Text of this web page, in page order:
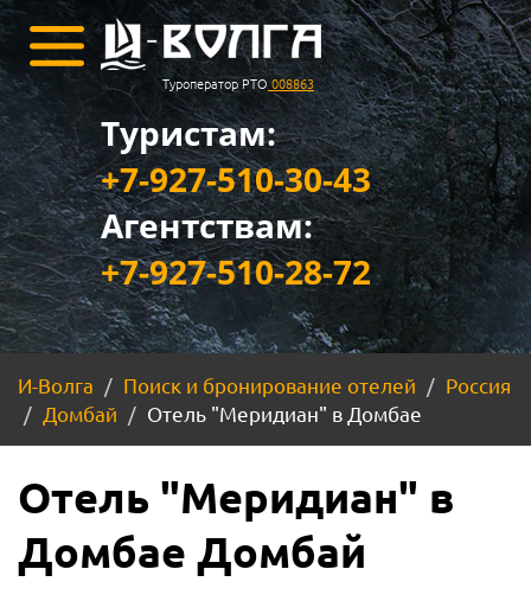
Туроператор РТО 008863
Туристам:
+7-927-510-30-43
Агентствам:
+7-927-510-28-72
И-Волга Поиск и бронирование отелей
Россия
Домбай
Отель "Меридиан" в Домбае
Отель "Меридиан" в
Домбае Домбай